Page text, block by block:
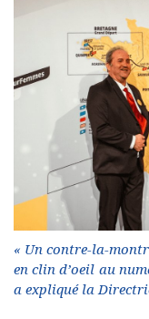
« Un contre-la-
en clin d’oeil au
a expliqué la